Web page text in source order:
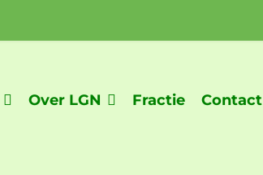
Over LGN Fractie Contact